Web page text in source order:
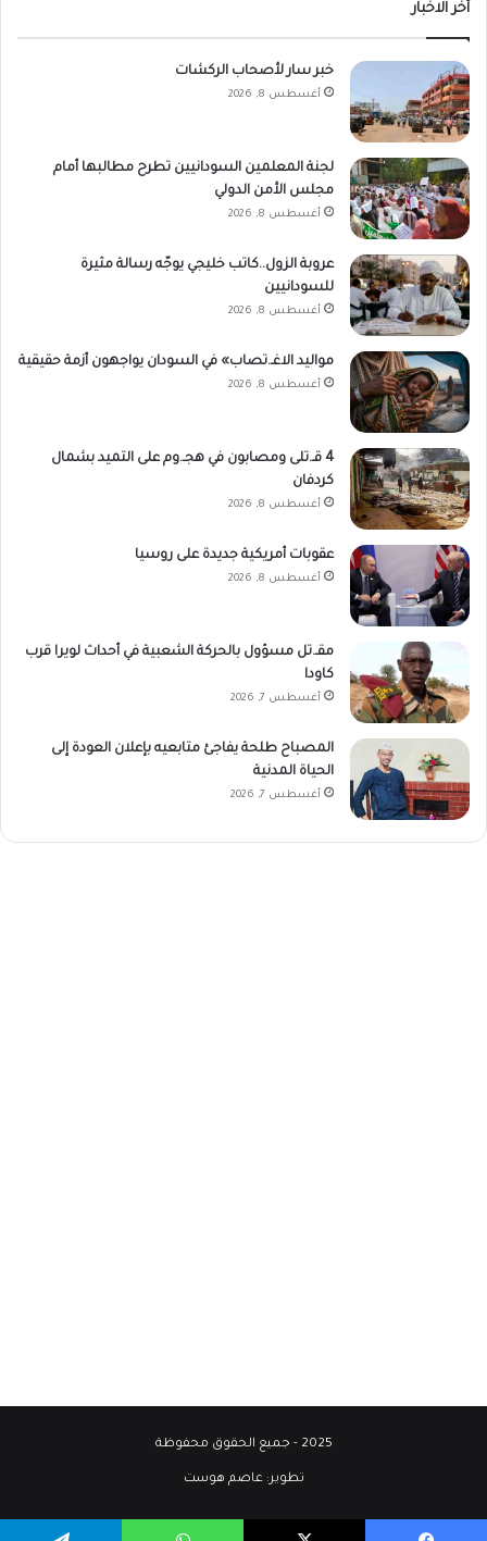
أخر الاخبار
خبر سار لأصحاب الركشات
أغسطس 8, 2026
لجنة المعلمين السودانيين تطرح مطالبها أمام
مجلس الأمن الدولي
أغسطس 8, 2026
عروبة الزول..كاتب خليجي يوجّه رسالة مثيرة
للسودانيين
أغسطس 8, 2026
مواليد الاغـ.تصاب» في السودان يواجهون أزمة حقيقية
أغسطس 8, 2026
4 قـ.تلى ومصابون في هجـ.وم على التميد بشمال
كردفان
أغسطس 8, 2026
عقوبات أمريكية جديدة على روسيا
أغسطس 8, 2026
مقـ.تل مسؤول بالحركة الشعبية في أحداث لويرا قرب
كاودا
أغسطس 7, 2026
المصباح طلحة يفاجئ متابعيه بإعلان العودة إلى
الحياة المدنية
أغسطس 7, 2026
2025 - جميع الحقوق محفوظة
تطوير:عاصم هوست